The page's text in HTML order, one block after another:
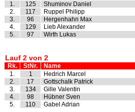
1.
125 Shuminov Daniel
2.
117 Ruppel Philipp
3.
96 Hergenhahn Max
4.
129 Lieb Alexander
5.
97 Wirth Lukas
Lauf 2 von 2
Rk. StNr. Name
1.
1 Hedrich Marcel
2.
17 Gottschalk Patrick
3.
134 Gille Valentin
4.
98 Hübner Sven
5.
110 Gabel Adrian